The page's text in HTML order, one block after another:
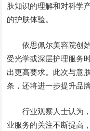
肤知识的理解和对科学
的护肤体验。
依思佩尔美容院创
受光学或深层护理服务
出更高要求。此次与意
条，还将进一步提升品
行业观察人士认为
业服务的关注不断提高